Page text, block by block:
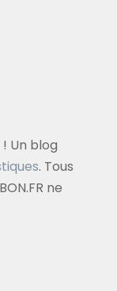
Un blog
. Tous
ne